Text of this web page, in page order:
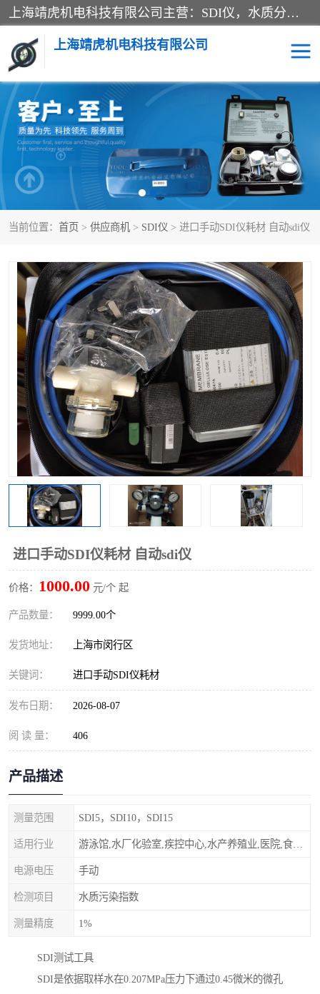
上海靖虎机电科技有限公司主营：SDI仪，水质分析仪，水质检测仪产品；上海靖虎机电科技有限公司在专业制造和研发等方面的强大的平台优势，利用自身在自动化仪表、自控系统及环保监测仪器的专长，以优良的技术，优越的产品质量和良好的服务质量与广大客户真诚合作。
上海靖虎机电科技有限公司
当前位置： 首页 > 供应商机 > SDI仪 > 进口手动SDI仪耗材 自动sdi仪
进口手动SDI仪耗材 自动sdi仪
价格： 1000.00 元/个 起
产品数量： 9999.00个
发货地址： 上海市闵行区
关键词： 进口手动SDI仪耗材
发布日期： 2026-08-07
阅 读 量： 406
产品描述
测量范围 SDI5，SDI10，SDI15
适用行业
电源电压 手动
检测项目 水质污染指数
测量精度 1%
SDI测试工具
SDI是依据取样水在0.207MPa压力下通过0.45微米的微孔
SDI仪 过滤膜过滤纸
PH电导测试笔 水质分析仪
水质检测仪 电导测试笔
PH电导测试仪